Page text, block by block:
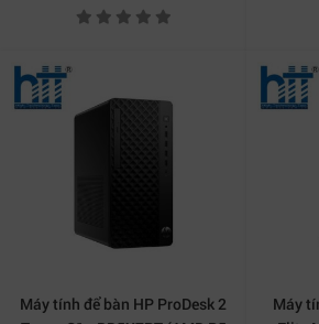
Máy tính để bàn HP ProDesk 2
Máy